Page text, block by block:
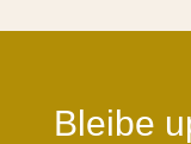
Bleibe